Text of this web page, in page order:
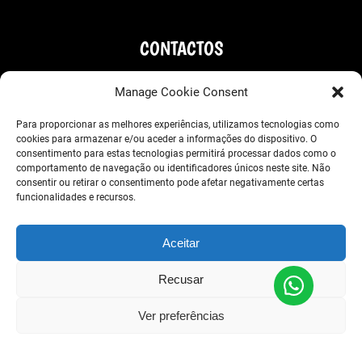
Manage Cookie Consent
Para proporcionar as melhores experiências, utilizamos tecnologias como
cookies para armazenar e/ou aceder a informações do dispositivo. O
consentimento para estas tecnologias permitirá processar dados como o
comportamento de navegação ou identificadores únicos neste site. Não
consentir ou retirar o consentimento pode afetar negativamente certas
funcionalidades e recursos.
Aceitar
Recusar
Ver preferências
RESERVE AGORA
CONTACTOS
+351910225257
+351963667660
welcome@wondervan.pt
(Store) R. Dr. Alfredo da Costa 14, 2710-631 Sintra
(Office) Estrada de Alcolombal, Condominio
Industrial do Alcolombal, Armazem B, Terrugem